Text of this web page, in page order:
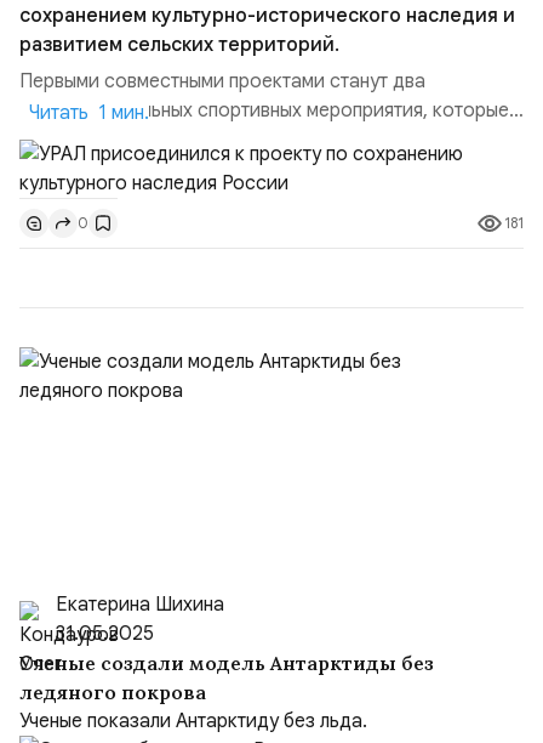
сохранением культурно-исторического наследия и
развитием сельских территорий.
Первыми совместными проектами станут два
благотворительных спортивных мероприятия, которые
пройдут в августе в Ивановской области и объединят
жителей региона, волонтеров и участников со всей
страны. Для УРАЛ это продолжение философии
бренда, основанной на развитии российского
производства и продвижении русского звука.
Читать 1 мин.
0 181
Екатерина Шихина
31.05.2025
Ученые создали модель Антарктиды без
ледяного покрова
Ученые показали Антарктиду без льда.